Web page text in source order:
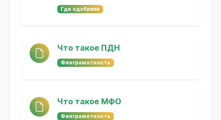
Где одобряли
Что такое ПДН
Финграмотность
Что такое МФО
Финграмотность